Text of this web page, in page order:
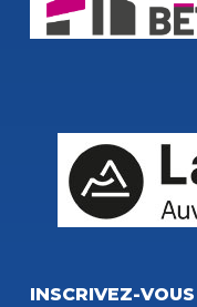
INSCRIVEZ-